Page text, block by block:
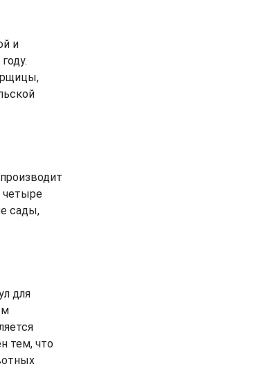
и
четыре
сады,
для
тем, что